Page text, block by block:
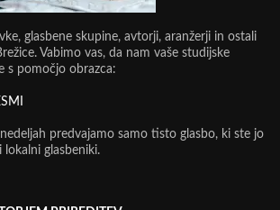
glasbene skupine, avtorji, aranžerji in ostali
Vabimo vas, da nam vaše studijske
s pomočjo obrazca:
predvajamo samo tisto glasbo, ki ste jo
lokalni glasbeniki.